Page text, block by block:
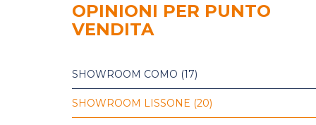
OPINIONI PER PUNTO
VENDITA
SHOWROOM COMO (17)
SHOWROOM LISSONE (20)